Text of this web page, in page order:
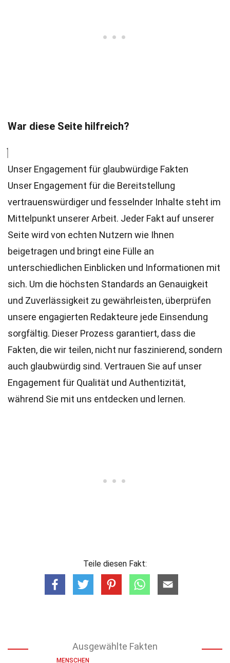
War diese Seite hilfreich?
Unser Engagement für glaubwürdige Fakten
Unser Engagement für die Bereitstellung
vertrauenswürdiger und fesselnder Inhalte steht im
Mittelpunkt unserer Arbeit. Jeder Fakt auf unserer
Seite wird von echten Nutzern wie Ihnen
beigetragen und bringt eine Fülle an
unterschiedlichen Einblicken und Informationen mit
sich. Um die höchsten Standards an Genauigkeit
und Zuverlässigkeit zu gewährleisten, überprüfen
unsere engagierten Redakteure jede Einsendung
sorgfältig. Dieser Prozess garantiert, dass die
Fakten, die wir teilen, nicht nur faszinierend, sondern
auch glaubwürdig sind. Vertrauen Sie auf unser
Engagement für Qualität und Authentizität,
während Sie mit uns entdecken und lernen.
Teile diesen Fakt:
Ausgewählte Fakten
MENSCHEN